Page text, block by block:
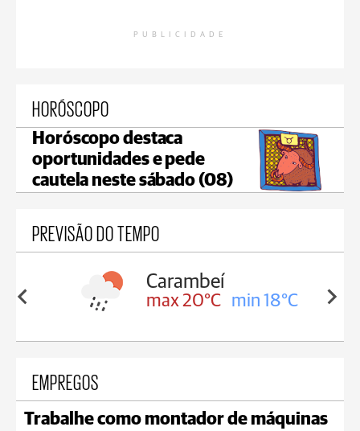
PUBLICIDADE
HORÓSCOPO
Horóscopo destaca
oportunidades e pede
cautela neste sábado (08)
PREVISÃO DO TEMPO
18°C
Carambeí
max 20°C min 18°C
EMPREGOS
Trabalhe como montador de máquinas